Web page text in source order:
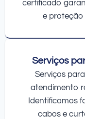
certificado
e proteção
Serviços
Serviços
atendimento
Identificamos
cabos e